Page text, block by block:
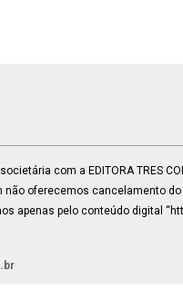
com a EDITORA TRES
oferecemos cancelamento
apenas pelo conteúdo digital